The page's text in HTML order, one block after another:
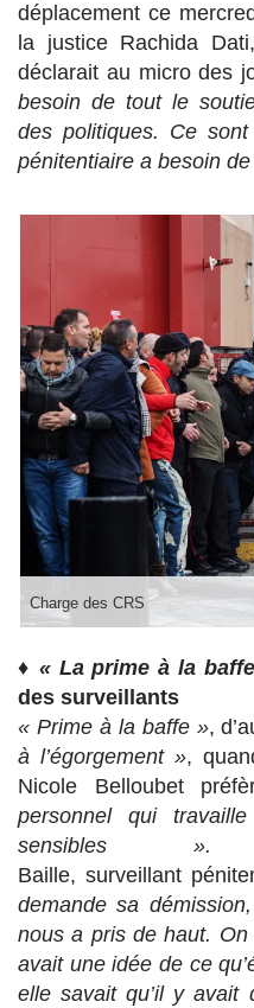
déplacement ce
la justice Rachida
déclarait au micro des
besoin de tout le
des politiques. Ce
pénitentiaire a besoin
Charge des CRS
♦ « La prime à la
des surveillants
« Prime à la baffe »,
à l’égorgement »,
Nicole Belloubet
personnel qui
sensibles
Baille, surveillant
demande sa
nous a pris de haut. On
avait une idée de ce
elle savait qu’il y avait